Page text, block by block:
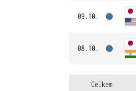
09.10.
08.10.
Celkem